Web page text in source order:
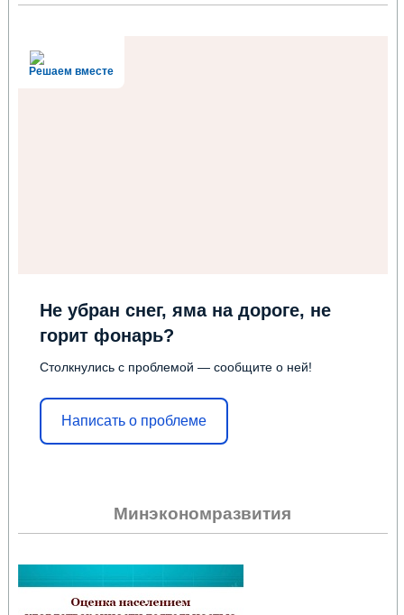
Решаем вместе
Не убран снег, яма на дороге, не
горит фонарь?
Столкнулись с проблемой — сообщите о ней!
Написать о проблеме
Минэкономразвития